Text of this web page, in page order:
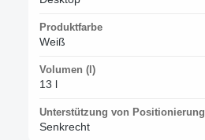
Produktfarbe
Weiß
Volumen (l)
13 l
Unterstützung von Positionierung
Senkrecht